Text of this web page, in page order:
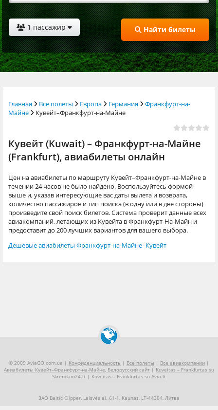
1 пассажир Найти билеты
Главная Все полеты Европа Германия
Франкфурт-на-
Майне
Кувейт–Франкфурт-на-Майне
Кувейт (Kuwait) – Франкфурт-на-Майне
(Frankfurt), авиабилеты онлайн
Цен на авиабилеты по маршруту Кувейт–Франкфурт-на-Майне в
течении 24 часов не было найдено. Воспользуйтесь формой
выше и, указав интересующие вас даты вылета и возврата,
количество пассажиров и тип поиска (в одну или в две стороны)
произведите свой поиск билетов. Система проверит данные всех
авиакомпаний, летающих из Кувейта в Франкфурт-На-Майн и
предоставит до 200 лучших вариантов для вашего выбора.
Дешевые авиабилеты Франкфурт-на-Майне–Кувейт
© 2009 AviaGO.com.ua | Конфиденциальность | Все полеты | Все авиакомпании |
Авиабилеты Кувейт–Франкфурт-на-Майне, Белорусский сайт | Kuveitas – Frankfurtas su
Skrendam24.lt | Kuveitas – Frankfurtas su Avia.lt
ЗАО Baltic Clipper, Laisvės al. 61-1, Kaunas, LT-44304, Литва